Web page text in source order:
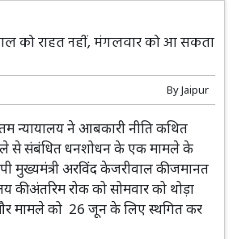
को राहत नहीं, मंगलवार को आ सकता
ByJaipur
न्यायालय ने आबकारी नीति कथित
से संबंधित धनशोधन के एक मामले के
मुख्यमंत्री अरविंद केजरीवाल की जमानत
की अंतरिम रोक को सोमवार को थोड़ा
मामले को 26 जून के लिए स्थगित कर